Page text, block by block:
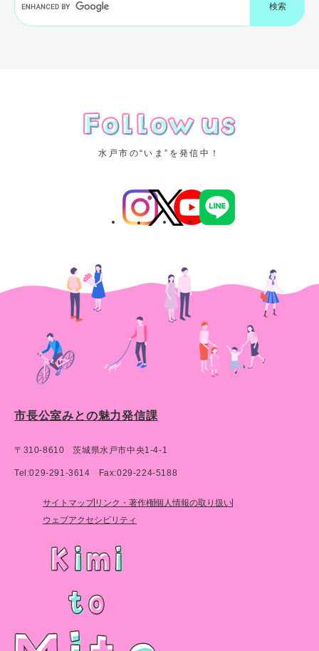
o
o
水戸市の“いま”を発信中！
市長公室みとの魅力発信課
〒310-8610 茨城県水戸市中央1-4-1
Tel:029-291-3614 Fax:029-224-5188
サイトマップ リンク・著作権個人情報の取り扱い
ウェブアクセシビリティ